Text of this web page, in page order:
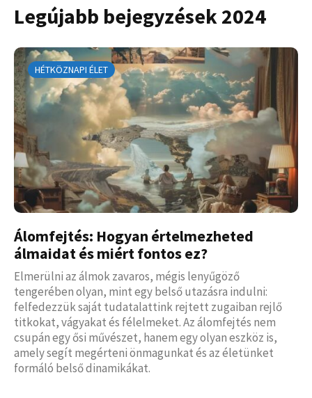
Legújabb bejegyzések 2024
HÉTKÖZNAPI ÉLET
Álomfejtés: Hogyan értelmezheted
álmaidat és miért fontos ez?
Elmerülni az álmok zavaros, mégis lenyűgöző
tengerében olyan, mint egy belső utazásra indulni:
felfedezzük saját tudatalattink rejtett zugaiban rejlő
titkokat, vágyakat és félelmeket. Az álomfejtés nem
csupán egy ősi művészet, hanem egy olyan eszköz is,
amely segít megérteni önmagunkat és az életünket
formáló belső dinamikákat.